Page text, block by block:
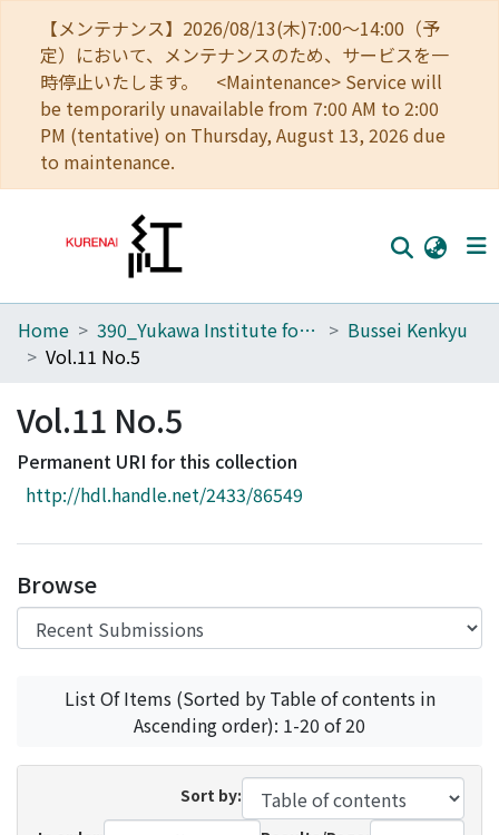
【メンテナンス】2026/08/13(木)7:00～14:00（予
定）において、メンテナンスのため、サービスを一
時停止いたします。 <Maintenance> Service will
be temporarily unavailable from 7:00 AM to 2:00
PM (tentative) on Thursday, August 13, 2026 due
to maintenance.
Home
Browse
Download Ranking
Access Statistics
Home 390_Yukawa Institute for Theoretical Physics
Bussei Kenkyu
Vol.11 No.5
Vol.11 No.5
Permanent URI for this collection
http://hdl.handle.net/2433/86549
Browse
List Of Items (Sorted by Table of contents in
Ascending order): 1-20 of 20
Sort by: